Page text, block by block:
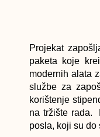
Projekat
paketa koje
modernih alata
službe za
korištenje
na tržište rada.
posla, koji su do